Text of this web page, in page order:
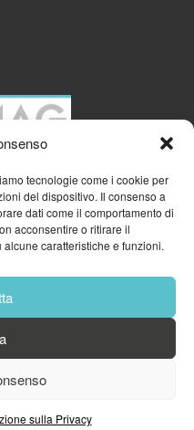
tecnologie come i cookie per
del dispositivo. Il consenso a
dati come il comportamento di
acconsentire o ritirare il
caratteristiche e funzioni.
sulla Privacy
S.R.L.
Policy